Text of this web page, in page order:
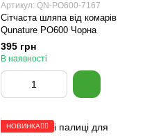
Артикул: QN-PO600-7167
Сітчаста шляпа від комарів
Qunature PO600 Чорна
395 грн
В наявності
НОВИНКА🚴‍♂️